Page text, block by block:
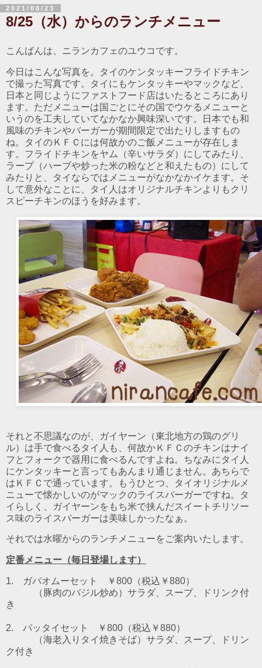
2021/08/23
8/25（水）からのランチメニュー
こんばんは、ニランカフェのユウコです。
今日はこんな写真を。タイのケンタッキーフライドチキン
で撮った写真です。タイにもケンタッキーやマックなど、
日本と同じようにファストフード店はいたるところにあり
ます。ただメニューは国ごとにその国でウケるメニューと
いうのを工夫していてなかなか興味深いです。日本でも和
風味のチキンやバーガーが期間限定で出たりしますもの
ね。タイのＫＦＣには何故かのご飯メニューが存在しま
す。フライドチキンをヤム（辛いサラダ）にしてみたり、
ラープ（ハーブや炒った米の粉などと和えたもの）にして
みたりと、タイならではメニューがなかなかイケます。そ
して意外なことに、タイ人はオリジナルチキンよりもクリ
スピーチキンのほうを好みます。
それと不思議なのが、ガイヤーン（東北地方の鶏のグリ
ル）は手で食べるタイ人も、何故かＫＦＣのチキンはナイ
フとフォークで器用に食べるんですよね。ちなみにタイ人
にケンタッキーと言ってもあんまり通じません。あちらで
はＫＦＣで通っています。もうひとつ、タイオリジナルメ
ニューで懐かしいのがマックのライスバーガーですね。タ
イらしく、ガイヤーンをもち米で挟んだスイートチリソー
ス味のライスバーガーは美味しかったなぁ。
それでは水曜からのランチメニューをご案内いたします。
定番メニュー（毎日登場します）
1. ガパオムーセット ￥800（税込￥880）
（豚肉のバジル炒め） サラダ、スープ、ドリンク付
き
2. パッタイセット ￥800（税込￥880）
（海老入りタイ焼きそば） サラダ、スープ、ドリン
ク付き